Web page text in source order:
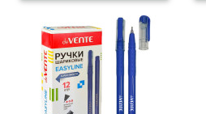
В наличии